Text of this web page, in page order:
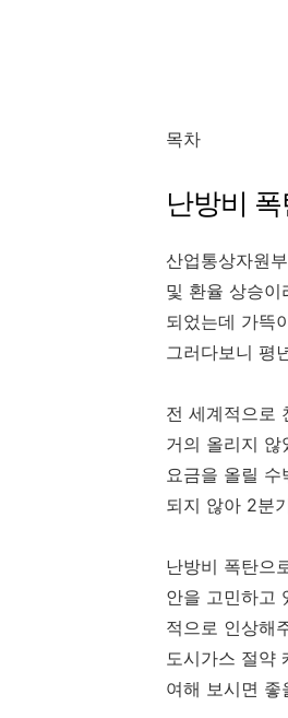
목차
난방비
산업통상자원
및 환율 상승
되었는데 가뜩
그러다보니 평
전 세계적으로
거의 올리지
요금을 올릴
되지 않아 2분
난방비 폭탄으
안을 고민하고
적으로 인상해
도시가스 절약
여해 보시면 좋